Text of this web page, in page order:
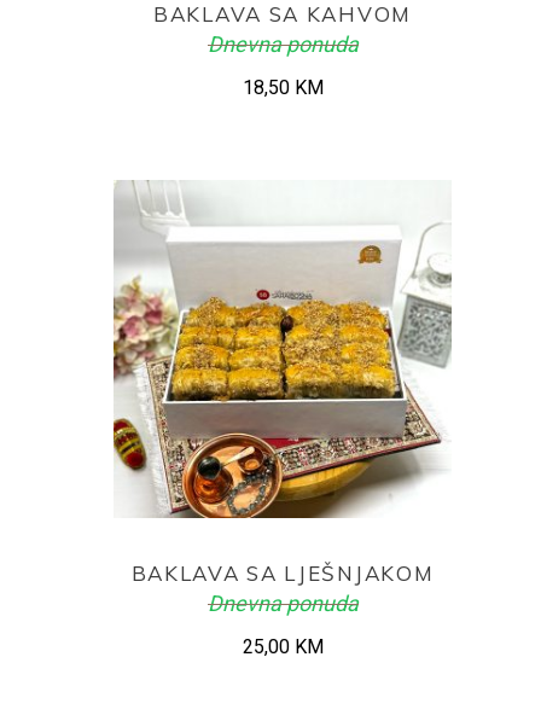
BAKLAVA SA KAHVOM
Dnevna ponuda
18,50 KM
BAKLAVA SA LJEŠNJAKOM
Dnevna ponuda
25,00 KM